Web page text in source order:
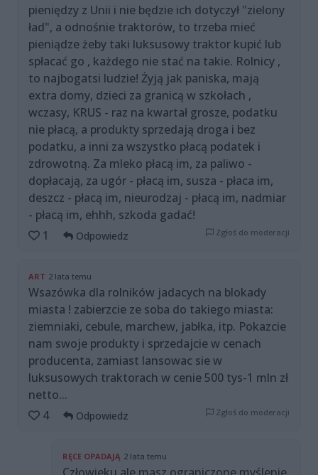
pieniędzy z Unii i nie będzie ich dotyczył "zielony
ład", a odnośnie traktorów, to trzeba mieć
pieniądze żeby taki luksusowy traktor kupić lub
spłacać go , każdego nie stać na takie. Rolnicy ,
to najbogatsi ludzie! Żyją jak paniska, mają
extra domy, dzieci za granicą w szkołach ,
wczasy, KRUS - raz na kwartał grosze, podatku
nie płacą, a produkty sprzedają droga i bez
podatku, a inni za wszystko płacą podatek i
zdrowotną. Za mleko płacą im, za paliwo -
dopłacają, za ugór - płacą im, susza - płaca im,
deszcz - płacą im, nieurodzaj - płacą im, nadmiar
- płacą im, ehhh, szkoda gadać!
1
Odpowiedz Zgłoś do moderacji
ART 2 lata temu
Wsazówka dla rolników jadacych na blokady
miasta ! zabierzcie ze soba do takiego miasta:
ziemniaki, cebule, marchew, jabłka, itp. Pokazcie
nam swoje produkty i sprzedajcie w cenach
producenta, zamiast lansowac sie w
luksusowych traktorach w cenie 500 tys-1 mln zł
netto...
4
Odpowiedz Zgłoś do moderacji
RĘCE OPADAJĄ 2 lata temu